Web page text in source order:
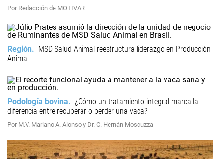
Por Redacción de MOTIVAR
Región
MSD Salud Animal reestructura liderazgo en Producción
Animal
Podología bovina
¿Cómo un tratamiento integral marca la
diferencia entre recuperar o perder una vaca?
Por M.V. Mariano A. Alonso y Dr. C. Hernán Moscuzza